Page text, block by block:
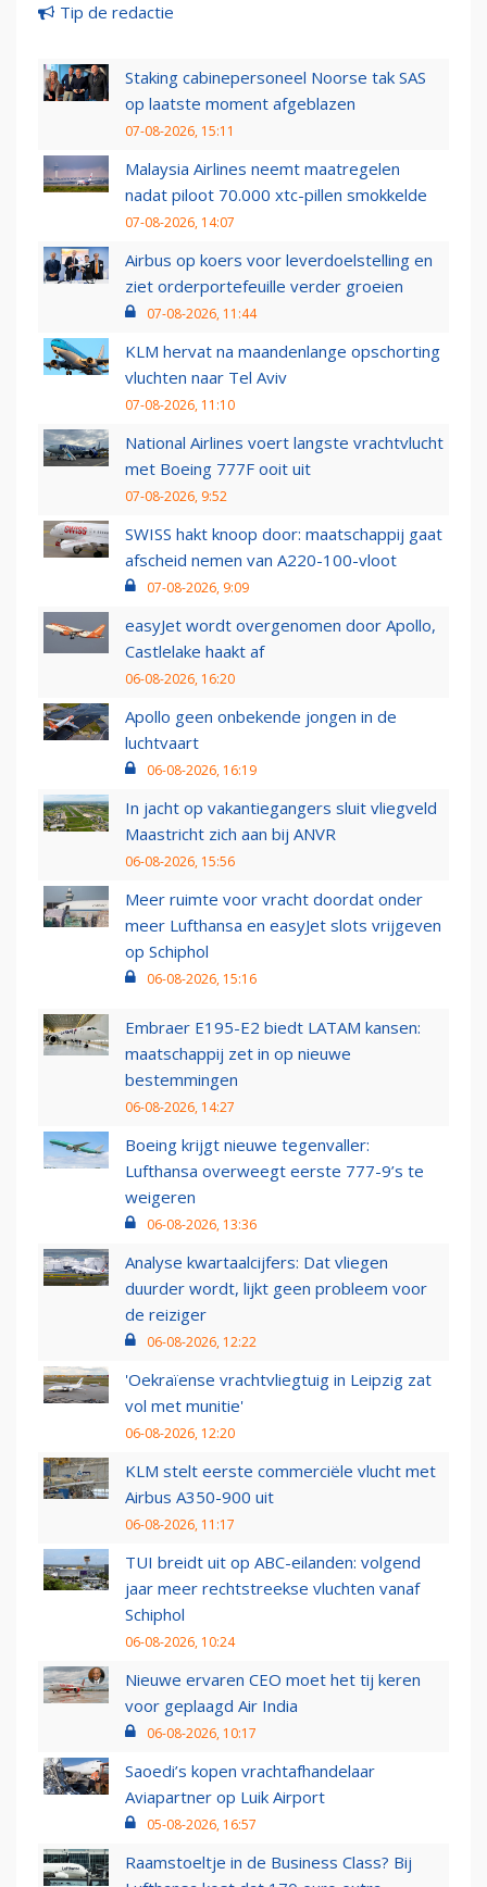
Tip de redactie
Staking cabinepersoneel Noorse tak SAS
op laatste moment afgeblazen
07-08-2026, 15:11
Malaysia Airlines neemt maatregelen
nadat piloot 70.000 xtc-pillen smokkelde
07-08-2026, 14:07
Airbus op koers voor leverdoelstelling en
ziet orderportefeuille verder groeien
07-08-2026, 11:44
KLM hervat na maandenlange opschorting
vluchten naar Tel Aviv
07-08-2026, 11:10
National Airlines voert langste vrachtvlucht
met Boeing 777F ooit uit
07-08-2026, 9:52
SWISS hakt knoop door: maatschappij gaat
afscheid nemen van A220-100-vloot
07-08-2026, 9:09
easyJet wordt overgenomen door Apollo,
Castlelake haakt af
06-08-2026, 16:20
Apollo geen onbekende jongen in de
luchtvaart
06-08-2026, 16:19
In jacht op vakantiegangers sluit vliegveld
Maastricht zich aan bij ANVR
06-08-2026, 15:56
Meer ruimte voor vracht doordat onder
meer Lufthansa en easyJet slots vrijgeven
op Schiphol
06-08-2026, 15:16
Embraer E195-E2 biedt LATAM kansen:
maatschappij zet in op nieuwe
bestemmingen
06-08-2026, 14:27
Boeing krijgt nieuwe tegenvaller:
Lufthansa overweegt eerste 777-9’s te
weigeren
06-08-2026, 13:36
Analyse kwartaalcijfers: Dat vliegen
duurder wordt, lijkt geen probleem voor
de reiziger
06-08-2026, 12:22
'Oekraïense vrachtvliegtuig in Leipzig zat
vol met munitie'
06-08-2026, 12:20
KLM stelt eerste commerciële vlucht met
Airbus A350-900 uit
06-08-2026, 11:17
TUI breidt uit op ABC-eilanden: volgend
jaar meer rechtstreekse vluchten vanaf
Schiphol
06-08-2026, 10:24
Nieuwe ervaren CEO moet het tij keren
voor geplaagd Air India
06-08-2026, 10:17
Saoedi’s kopen vrachtafhandelaar
Aviapartner op Luik Airport
05-08-2026, 16:57
Raamstoeltje in de Business Class? Bij